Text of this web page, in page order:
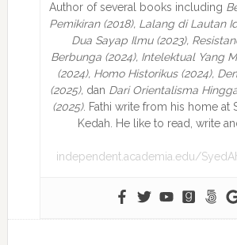
Author of several books including
Pemikiran (2018), Lalang di Lautan
Dua Sayap Ilmu (2023),
Berbunga (2024), Intelektual Yang
(2024), Homo Historikus (2024),
(2025), dan Dari Orientalisma
(2025). Fathi write from his home at
Kedah. He like to read, write
independent.academia.edu/